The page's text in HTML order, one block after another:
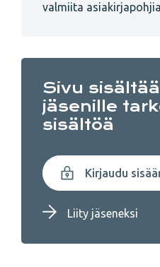
valmiita
Sivu
jäsenille
sisältöä
Kirjaudu
Liity jäseneksi